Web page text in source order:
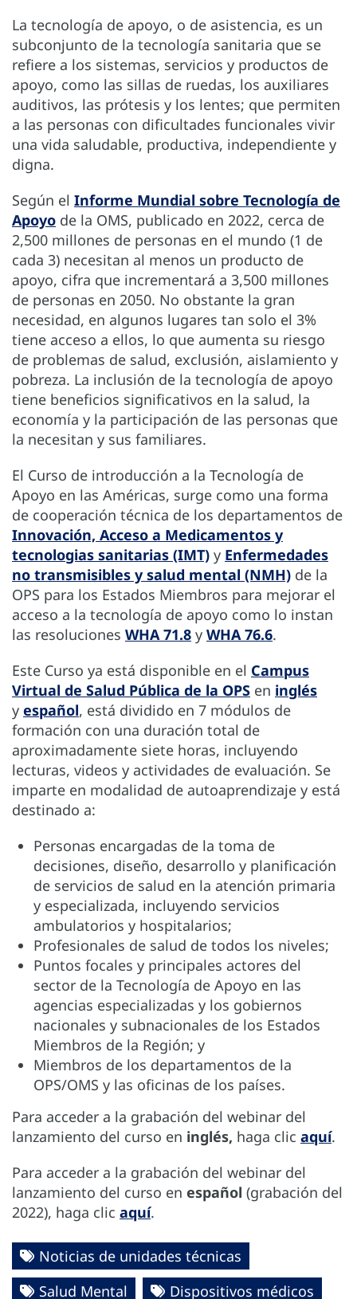
La tecnología de apoyo, o de asistencia, es un
subconjunto de la tecnología sanitaria que se
refiere a los sistemas, servicios y productos de
apoyo, como las sillas de ruedas, los auxiliares
auditivos, las prótesis y los lentes; que permiten
a las personas con dificultades funcionales vivir
una vida saludable, productiva, independiente y
digna.
Según el Informe Mundial sobre Tecnología de
Apoyo de la OMS, publicado en 2022, cerca de
2,500 millones de personas en el mundo (1 de
cada 3) necesitan al menos un producto de
apoyo, cifra que incrementará a 3,500 millones
de personas en 2050. No obstante la gran
necesidad, en algunos lugares tan solo el 3%
tiene acceso a ellos, lo que aumenta su riesgo
de problemas de salud, exclusión, aislamiento y
pobreza. La inclusión de la tecnología de apoyo
tiene beneficios significativos en la salud, la
economía y la participación de las personas que
la necesitan y sus familiares.
El Curso de introducción a la Tecnología de
Apoyo en las Américas, surge como una forma
de cooperación técnica de los departamentos de
Innovación, Acceso a Medicamentos y
tecnologias sanitarias (IMT) y Enfermedades
no transmisibles y salud mental (NMH) de la
OPS para los Estados Miembros para mejorar el
acceso a la tecnología de apoyo como lo instan
las resoluciones WHA 71.8 y WHA 76.6.
Este Curso ya está disponible en el Campus
Virtual de Salud Pública de la OPS en inglés
y español, está dividido en 7 módulos de
formación con una duración total de
aproximadamente siete horas, incluyendo
lecturas, videos y actividades de evaluación. Se
imparte en modalidad de autoaprendizaje y está
destinado a:
Personas encargadas de la toma de
decisiones, diseño, desarrollo y planificación
de servicios de salud en la atención primaria
y especializada, incluyendo servicios
ambulatorios y hospitalarios;
Profesionales de salud de todos los niveles;
Puntos focales y principales actores del
sector de la Tecnología de Apoyo en las
agencias especializadas y los gobiernos
nacionales y subnacionales de los Estados
Miembros de la Región; y
Miembros de los departamentos de la
OPS/OMS y las oficinas de los países.
Para acceder a la grabación del webinar del
lanzamiento del curso en inglés, haga clic aquí.
Para acceder a la grabación del webinar del
lanzamiento del curso en español (grabación del
2022), haga clic aquí.
Noticias de unidades técnicas
Salud Mental
Dispositivos médicos